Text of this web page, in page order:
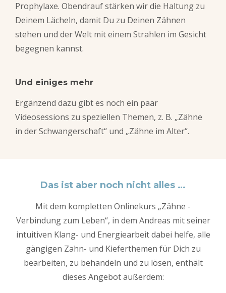
Prophylaxe. Obendrauf stärken wir die Haltung zu
Deinem Lächeln, damit Du zu Deinen Zähnen
stehen und der Welt mit einem Strahlen im Gesicht
begegnen kannst.
Und einiges mehr
Ergänzend dazu gibt es noch ein paar
Videosessions zu speziellen Themen, z. B. „Zähne
in der Schwangerschaft“ und „Zähne im Alter“.
Das ist aber noch nicht alles …
Mit dem kompletten Onlinekurs „Zähne -
Verbindung zum Leben“, in dem Andreas mit seiner
intuitiven Klang- und Energiearbeit dabei helfe, alle
gängigen Zahn- und Kieferthemen für Dich zu
bearbeiten, zu behandeln und zu lösen, enthält
dieses Angebot außerdem: